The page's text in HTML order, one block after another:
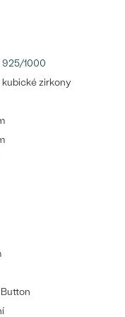
925/1000
kubické zirkony